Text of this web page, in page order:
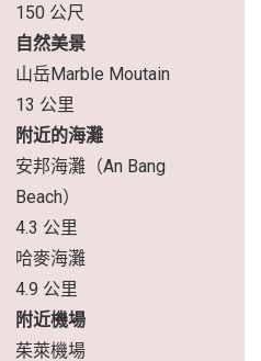
150 公尺
自然美景
山岳Marble Moutain
13 公里
附近的海灘
安邦海灘（An Bang
Beach）
4.3 公里
哈麥海灘
4.9 公里
附近機場
茱萊機場